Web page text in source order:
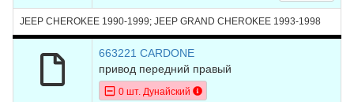
JEEP CHEROKEE 1990-1999; JEEP GRAND CHEROKEE 1993-1998
663221 CARDONE
привод передний правый
0 шт. Дунайский